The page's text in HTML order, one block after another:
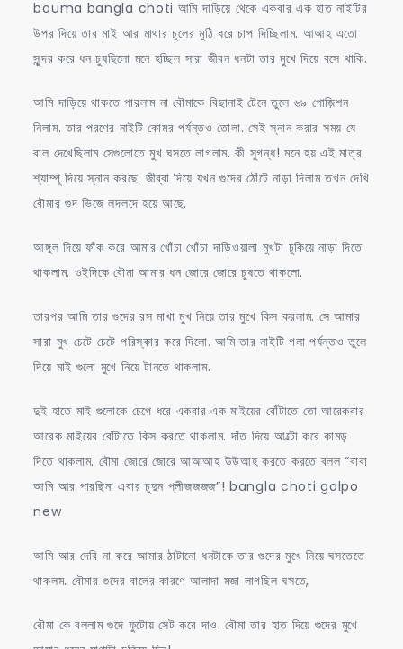
bouma bangla choti আমি দাড়িয়ে থেকে একবার এক হাত নাইটির
উপর দিয়ে তার মাই আর মাথার চুলের মুঠি ধরে চাপ দিচ্ছিলাম. আআহ এতো
সুন্দর করে ধন চুষছিলো মনে হচ্ছিল সারা জীবন ধনটা তার মুখে দিয়ে বসে থাকি.
আমি দাড়িয়ে থাকতে পারলাম না বৌমাকে বিছানাই টেনে তুলে ৬৯ পোজ়িশন
নিলাম. তার পরণের নাইটি কোমর পর্যন্তও তোলা. সেই স্নান করার সময় যে
বাল দেখেছিলাম সেগুলোতে মুখ ঘসতে লাগলাম. কী সুগন্ধ! মনে হয় এই মাত্র
শ্যাম্পূ দিয়ে স্নান করছে. জীব্বা দিয়ে যখন গুদের ঠোঁটে নাড়া দিলাম তখন দেখি
বৌমার গুদ ভিজে লদলদে হয়ে আছে.
আঙ্গুল দিয়ে ফাঁক করে আমার খোঁচা খোঁচা দাড়িওয়ালা মুখটা ঢুকিয়ে নাড়া দিতে
থাকলাম. ওইদিকে বৌমা আমার ধন জোরে জোরে চুষতে থাকলো.
তারপর আমি তার গুদের রস মাখা মুখ নিয়ে তার মুখে কিস করলাম. সে আমার
সারা মুখ চেটে চেটে পরিস্কার করে দিলো. আমি তার নাইটি গলা পর্যন্তও তুলে
দিয়ে মাই গুলো মুখে নিয়ে টানতে থাকলাম.
দুই হাতে মাই গুলোকে চেপে ধরে একবার এক মাইয়ের বোঁটাতে তো আরেকবার
আরেক মাইয়ের বোঁটাতে কিস করতে থাকলাম. দাঁত দিয়ে আল্টো করে কামড়
দিতে থাকলাম. বৌমা জোরে জোরে আআআহ উউআহ করতে করতে বলল “বাবা
আমি আর পারছিনা এবার চুদুন প্লীজজজজ”! bangla choti golpo
new
আমি আর দেরি না করে আমার ঠাটানো ধনটাকে তার গুদের মুখে নিয়ে ঘসতেতে
থাকলম. বৌমার গুদের বালের কারণে আলাদা মজা লাগছিল ঘসতে,
বৌমা কে বললাম গুদে ফুটোয় সেট করে দাও. বৌমা তার হাত দিয়ে গুদের মুখে